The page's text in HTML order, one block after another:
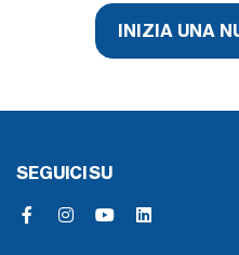
INIZIA UNA
SEGUICI SU